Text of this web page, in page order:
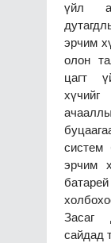
үйл
эрчим
олон
цагт
систем
эрчим
Засаг
сайдад